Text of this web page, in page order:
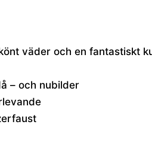
väder och en fantastiskt
– och nubilder